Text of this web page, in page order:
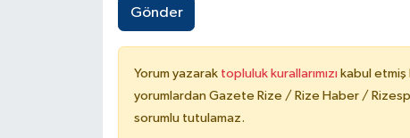
Gönder
Yorum yazarak topluluk kurallarımızı kabul etmiş
yorumlardan Gazete Rize / Rize Haber /
sorumlu tutulamaz.